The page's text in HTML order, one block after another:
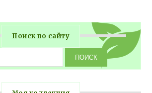
Поиск по сайту